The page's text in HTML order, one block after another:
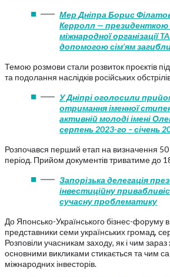
Мер Дніпра Борис
Керролл — президенткою
міжнародної організації
допомогою сім’ям
Темою розмови стали розвиток проєктів
та подолання наслідків російських
У Дніпрі оголосили
отримання іменної
активній молоді імені
серпень 2023-го – січень
Розпочався перший етап на визначення 50
період. Прийом документів триватиме до
Запорізька делегація
інвестиційну
сучасну проблематику
До Японсько-Українського бізнес-форуму
представники семи українських громад,
Розповіли учасникам заходу, як і чим
основними викликами стикається та чим
міжнародних інвесторів.